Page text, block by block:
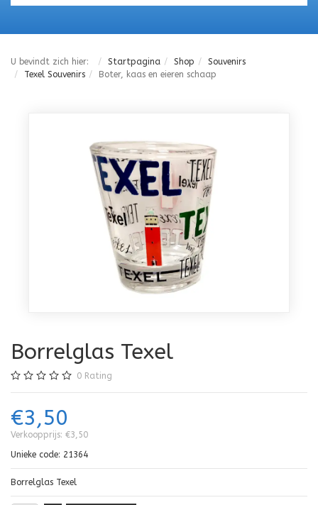
U bevindt zich hier: Startpagina Shop
Souvenirs
Texel Souvenirs
Boter, kaas en eieren schaap
Borrelglas Texel
0 Rating
€3,50
Verkoopprijs: €3,50
Unieke code: 21364
Borrelglas Texel